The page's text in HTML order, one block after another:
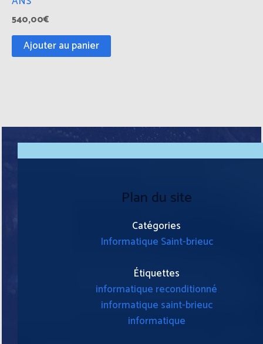
540,00€
Ajouter au panier
Plan du site
Catégories
Informatique Saint-brieuc
Étiquettes
informatique reconditionné
informatique saint-brieuc
informatique